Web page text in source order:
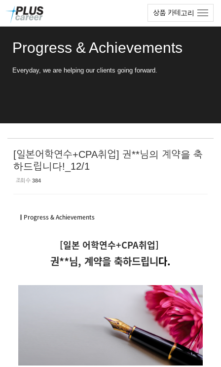
상품 카테고리
Progress & Achievements
Everyday, we are helping our clients going forward.
[일본어학연수+CPA취업] 권**님의 계약을 축
하드립니다!_12/1
조회 수 384
ㅣ Progress & Achievements
[일본 어학연수+CPA취업]
권**님, 계약을 축하드립니다.